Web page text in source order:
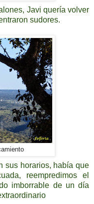
Javi quería volver
sudores.
sus horarios, había que
reempredimos el
imborrable de un día